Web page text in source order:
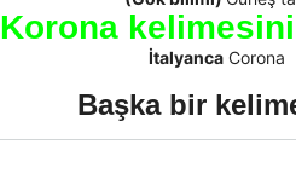
Korona
İtalyancaCorona
Başka bir